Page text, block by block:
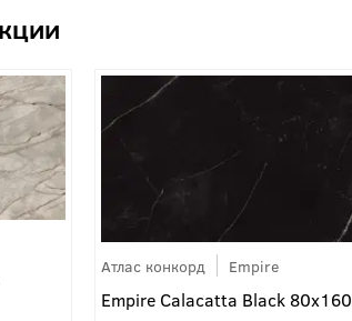
Атлас конкорд Empire
Empire Calacatta Black 80x160